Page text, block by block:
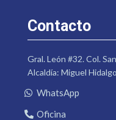
Contacto
Gral. León #32. Col.
Alcaldía: Miguel
WhatsApp
Oficina